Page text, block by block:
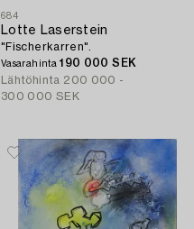
684
Lotte Laserstein
"Fischerkarren".
Vasarahinta190 000 SEK
Lähtöhinta 200 000 -
300 000 SEK